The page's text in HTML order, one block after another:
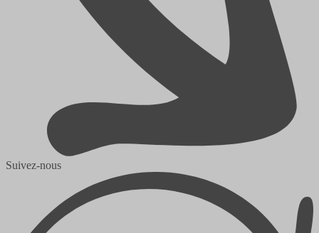
Suivez-nous